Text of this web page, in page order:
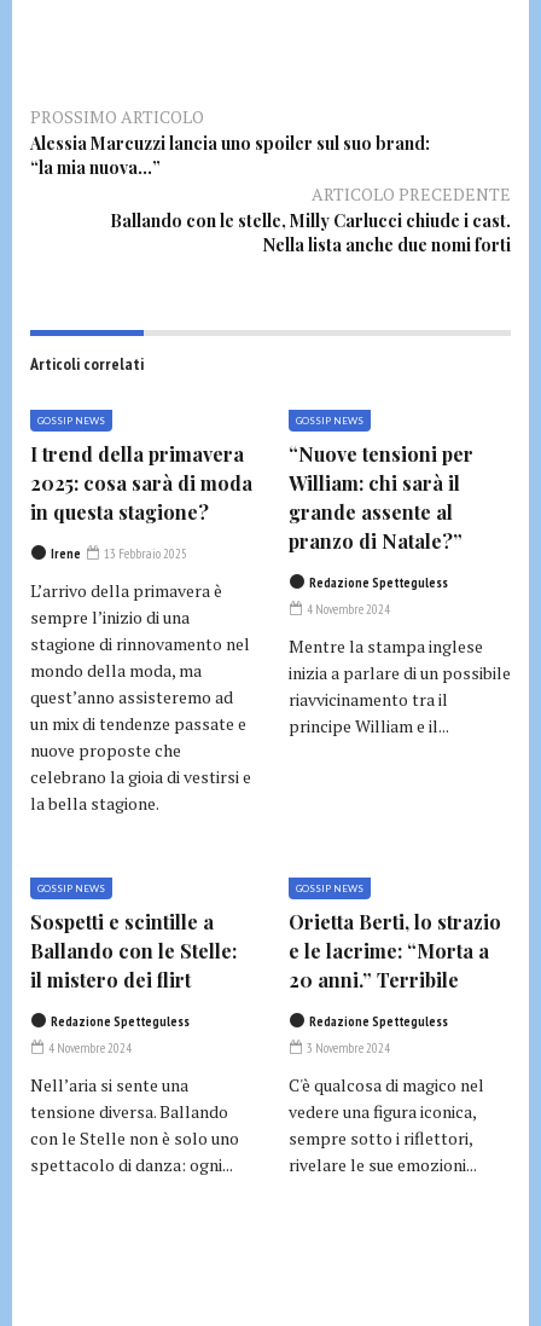
PROSSIMO ARTICOLO
Alessia Marcuzzi lancia uno spoiler sul suo brand:
“la mia nuova…”
ARTICOLO PRECEDENTE
Ballando con le stelle, Milly Carlucci chiude i cast.
Nella lista anche due nomi forti
Articoli correlati
GOSSIP NEWS
I trend della primavera
2025: cosa sarà di moda
in questa stagione?
Irene 13 Febbraio 2025
L’arrivo della primavera è
sempre l’inizio di una
stagione di rinnovamento nel
mondo della moda, ma
quest’anno assisteremo ad
un mix di tendenze passate e
nuove proposte che
celebrano la gioia di vestirsi e
la bella stagione.
GOSSIP NEWS
“Nuove tensioni per
William: chi sarà il
grande assente al
pranzo di Natale?”
Redazione Spetteguless
4 Novembre 2024
Mentre la stampa inglese
inizia a parlare di un possibile
riavvicinamento tra il
principe William e il...
GOSSIP NEWS
Sospetti e scintille a
Ballando con le Stelle:
il mistero dei flirt
Redazione Spetteguless
4 Novembre 2024
Nell’aria si sente una
tensione diversa. Ballando
con le Stelle non è solo uno
spettacolo di danza: ogni...
GOSSIP NEWS
Orietta Berti, lo strazio
e le lacrime: “Morta a
20 anni.” Terribile
Redazione Spetteguless
3 Novembre 2024
C'è qualcosa di magico nel
vedere una figura iconica,
sempre sotto i riflettori,
rivelare le sue emozioni...